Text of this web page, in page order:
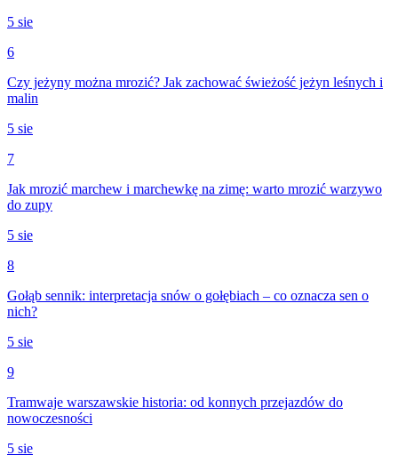
5 sie
6
Czy jeżyny można mrozić? Jak zachować świeżość jeżyn leśnych i
malin
5 sie
7
Jak mrozić marchew i marchewkę na zimę: warto mrozić warzywo
do zupy
5 sie
8
Gołąb sennik: interpretacja snów o gołębiach – co oznacza sen o
nich?
5 sie
9
Tramwaje warszawskie historia: od konnych przejazdów do
nowoczesności
5 sie